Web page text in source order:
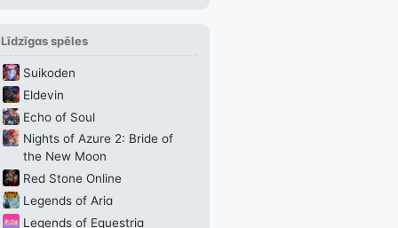
Līdzīgas spēles
Suikoden
Eldevin
Echo of Soul
Nights of Azure 2: Bride of
the New Moon
Red Stone Online
Legends of Aria
Legends of Equestria